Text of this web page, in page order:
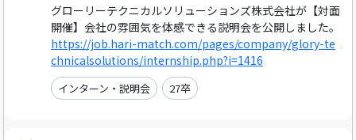
グローリーテクニカルソリューションズ株式会社が【対面
開催】会社の雰囲気を体感できる説明会を公開しました。
https://job.hari-match.com/pages/company/glory-te
chnicalsolutions/internship.php?i=1416
インターン・説明会 27卒